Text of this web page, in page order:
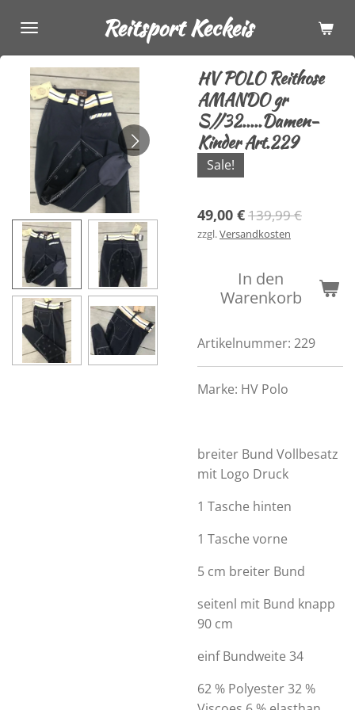
Hauptinhalt
springen
Reitsport Keckeis
HV POLO Reithose
AMANDO gr
S//32.....Damen-
Kinder Art.229
Sale!
49,00 €139,99 €
zzgl.Versandkosten
In den
Warenkorb
Artikelnummer: 229
Marke: HV Polo
breiter Bund Vollbesatz
mit Logo Druck
1 Tasche hinten
1 Tasche vorne
5 cm breiter Bund
seitenl mit Bund knapp
90 cm
einf Bundweite 34
62 % Polyester 32 %